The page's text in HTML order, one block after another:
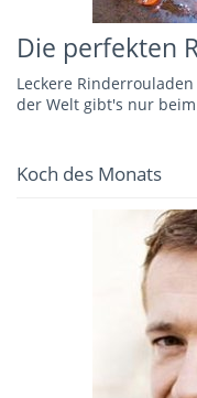
Die perfekten
Leckere
der Welt gibt's nur
Koch des Monats